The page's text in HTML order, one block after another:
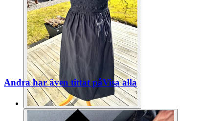
Andra har även tittat påVisa alla